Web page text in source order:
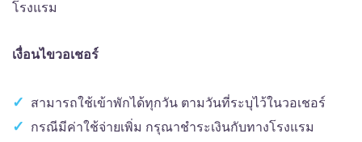
โรงแรม
เงื่อนไขวอเชอร์
สามารถใช้เข้าพักได้ทุกวัน ตามวันที่ระบุไว้ในวอเชอร์
กรณีมีค่าใช้จ่ายเพิ่ม กรุณาชำระเงินกับทางโรงแรม